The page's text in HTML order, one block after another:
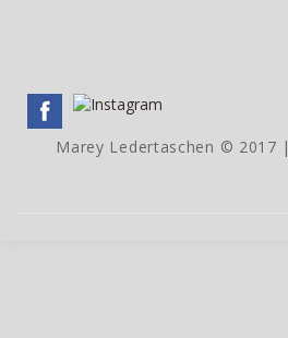
Marey Ledertaschen © 2017 |